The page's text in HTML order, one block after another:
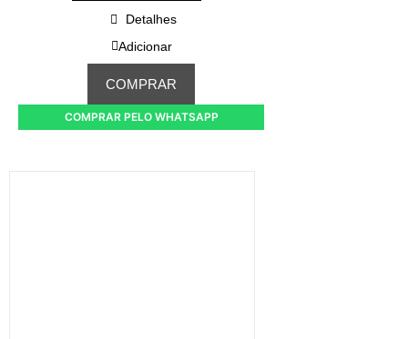
Detalhes
Adicionar
COMPRAR
COMPRAR PELO WHATSAPP